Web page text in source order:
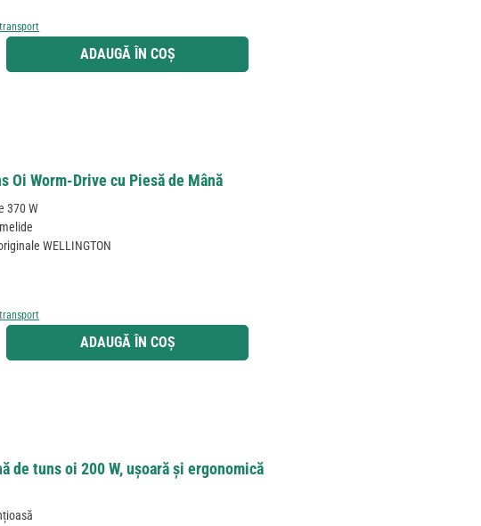
dorită sau utilizați butoanele pentru a mări sau micșora cantitatea.
ADAUGĂ ÎN COȘ
Oi Worm-Drive cu Piesă de Mână
370 W
WELLINGTON
dorită sau utilizați butoanele pentru a mări sau micșora cantitatea.
ADAUGĂ ÎN COȘ
de tuns oi 200 W, ușoară și ergonomică